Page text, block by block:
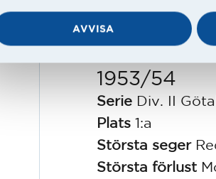
AVVISA
Motala AIF.
tvåan.
1953/54
Serie Div. II
Plats 1:a
Största seger
Största förlust